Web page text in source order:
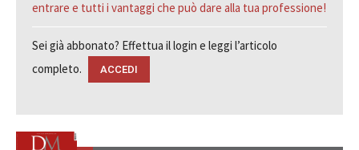
entrare e tutti i vantaggi che può dare alla tua professione!
Sei già abbonato? Effettua il login e leggi l’articolo
completo.
ACCEDI